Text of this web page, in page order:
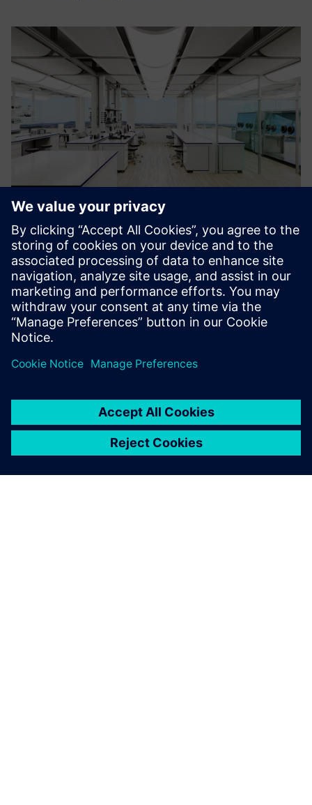
HL-X-LAB™
HL-X-LAB™ je bit modularnog sustava konstrukcije koji
uključuje sve potrebne usluge poput opskrbe zrakom,
kontrole klime, osvjetljenja, prigušenja buke i
najsuvremenije opskrbe medijima u jednom proizvodu.™
Saznajte više